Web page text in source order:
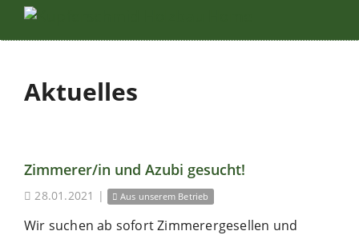
Aktuelles
Zimmerer/in und Azubi gesucht!
28.01.2021 | Aus unserem Betrieb
Wir suchen ab sofort Zimmerergesellen und